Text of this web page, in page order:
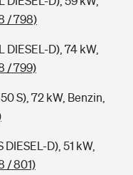
/ 798)
DIESEL-D), 74 kW,
/ 799)
S), 72 kW, Benzin,
D), 51 kW,
/ 801)